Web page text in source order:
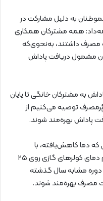
به دلیل مشارکت در
همه مشترکان همکاری
مصرف داشتند، به‌نحوی‌که
مشمول دریافت پاداش
به مشترکان خانگی تا پایان
پُرمصرف توصیه می‌کنیم از
پاداش بهره‌مند شوند.
دما کاهش‌یافته، با
خاموش‌کردن وسایل سرمایشی یا تنظیم دمای کولرهای گازی روی ۲۵
دوره مشابه سال گذشته
مصرف بهره‌مند شوند.